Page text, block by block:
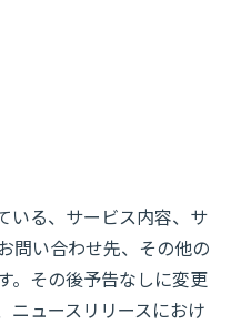
いる、サービス内容、サ
問い合わせ先、その他の
。その後予告なしに変更
ニュースリリースにおけ